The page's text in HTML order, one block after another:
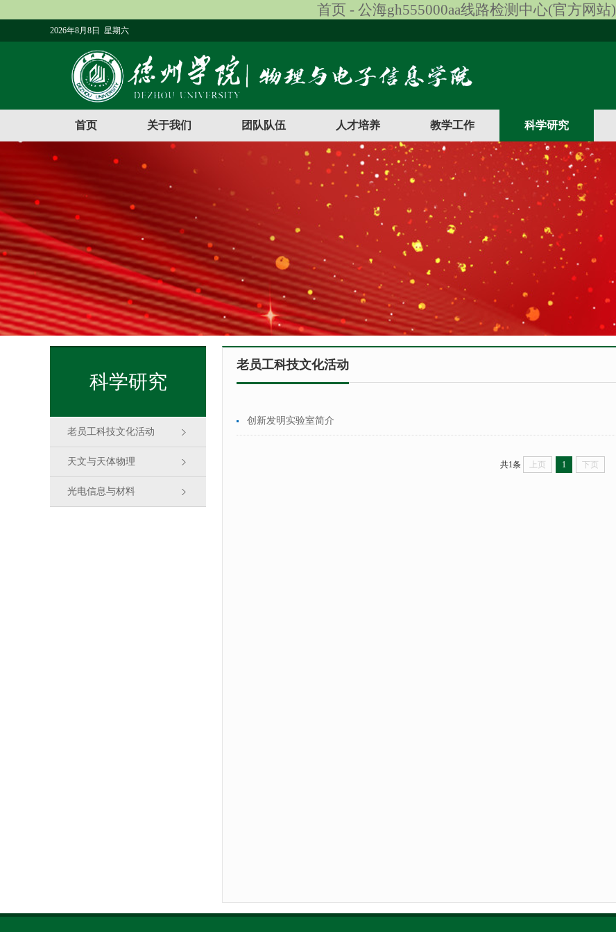
首页 - 公海gh555000aa线路检测中心(官方网站)
2026年8月8日 星期六
首页 关于我们 团队队伍 人才培养 教学工作 科学研究
科学研究
老员工科技文化活动
天文与天体物理
光电信息与材料
老员工科技文化活动
创新发明实验室简介
共1条 上页 1 下页